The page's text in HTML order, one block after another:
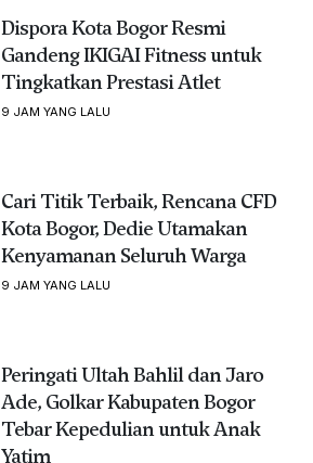
Dispora Kota Bogor Resmi
Gandeng IKIGAI Fitness untuk
Tingkatkan Prestasi Atlet
9 JAM YANG LALU
Cari Titik Terbaik, Rencana CFD
Kota Bogor, Dedie Utamakan
Kenyamanan Seluruh Warga
9 JAM YANG LALU
Peringati Ultah Bahlil dan Jaro
Ade, Golkar Kabupaten Bogor
Tebar Kepedulian untuk Anak
Yatim